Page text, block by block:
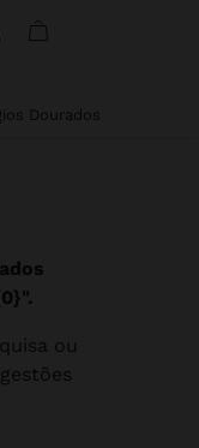
Dourados
ou